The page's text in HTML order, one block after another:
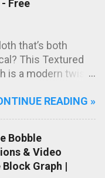
Free
that’s both
This Textured
is a modern twist
a beautifully
READING »
Bobble
& Video
Graph |